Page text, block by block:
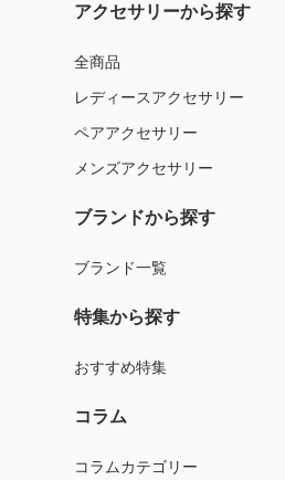
アクセサリーから探す
全商品
レディースアクセサリー
ペアアクセサリー
メンズアクセサリー
ブランドから探す
ブランド一覧
特集から探す
おすすめ特集
コラム
コラムカテゴリー